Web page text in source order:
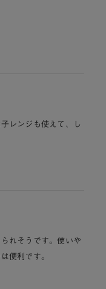
レンジも使えて、し
れそうです。使いや
便利です。